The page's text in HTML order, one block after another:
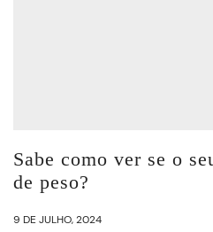
Sabe como ver se o
de peso?
9 DE JULHO, 2024